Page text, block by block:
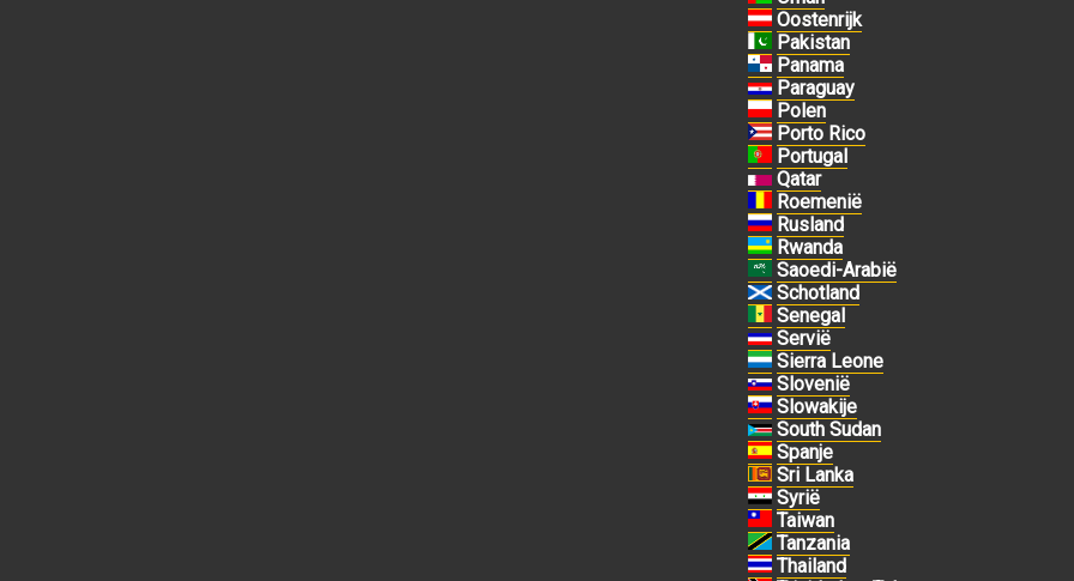
Oostenrijk
Pakistan
Panama
Paraguay
Polen
Porto Rico
Portugal
Qatar
Roemenië
Rusland
Rwanda
Saoedi-Arabië
Schotland
Senegal
Servië
Sierra Leone
Slovenië
Slowakije
South Sudan
Spanje
Sri Lanka
Syrië
Taiwan
Tanzania
Thailand